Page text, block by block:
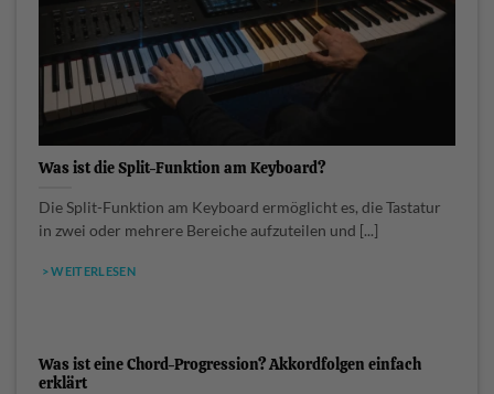
Was ist die Split-Funktion am Keyboard?
Die Split-Funktion am Keyboard ermöglicht es, die Tastatur
in zwei oder mehrere Bereiche aufzuteilen und [...]
> WEITERLESEN
Was ist eine Chord-Progression? Akkordfolgen einfach
erklärt